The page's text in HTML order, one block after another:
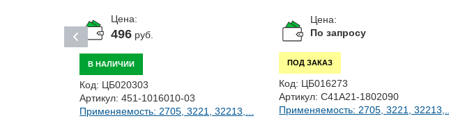
Цена:
496 руб.
В НАЛИЧИИ
Код: ЦБ020303
Артикул: 451-1016010-03
Применяемость: 2705, 3221, 32213,...
Цена:
По запросу
ПОД ЗАКАЗ
Код: ЦБ016273
Артикул: C41A21-1802090
Применяемость: 2705, 3221, 32213,...